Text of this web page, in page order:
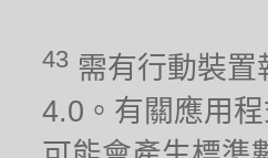
43 需有行動裝
4.0。有關應用